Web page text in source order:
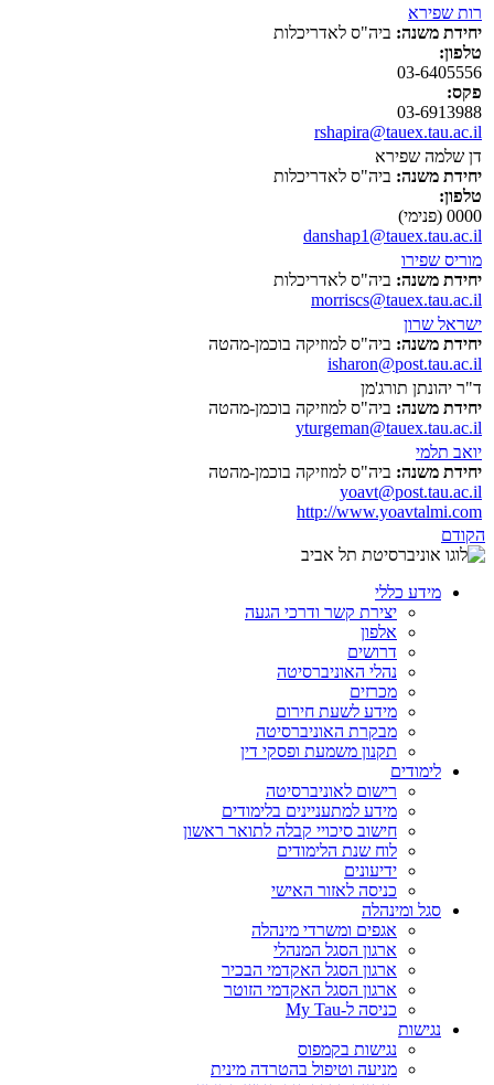
רות שפירא
יחידת משנה: ביה"ס לאדריכלות
טלפון:
03-6405556
פקס:
03-6913988
rshapira@tauex.tau.ac.il
דן שלמה שפירא
יחידת משנה: ביה"ס לאדריכלות
טלפון:
0000 (פנימי)
danshap1@tauex.tau.ac.il
מוריס שפירו
יחידת משנה: ביה"ס לאדריכלות
morriscs@tauex.tau.ac.il
ישראל שרון
יחידת משנה: ביה"ס למוזיקה בוכמן-מהטה
isharon@post.tau.ac.il
ד"ר יהונתן תורג'מן
יחידת משנה: ביה"ס למוזיקה בוכמן-מהטה
yturgeman@tauex.tau.ac.il
יואב תלמי
יחידת משנה: ביה"ס למוזיקה בוכמן-מהטה
yoavt@post.tau.ac.il
http://www.yoavtalmi.com
הקודם
מידע כללי
יצירת קשר ודרכי הגעה
אלפון
דרושים
נהלי האוניברסיטה
מכרזים
מידע לשעת חירום
מבקרת האוניברסיטה
תקנון משמעת ופסקי דין
לימודים
רישום לאוניברסיטה
מידע למתעניינים בלימודים
חישוב סיכויי קבלה לתואר ראשון
לוח שנת הלימודים
ידיעונים
כניסה לאזור האישי
סגל ומינהלה
אגפים ומשרדי מינהלה
ארגון הסגל המנהלי
ארגון הסגל האקדמי הבכיר
ארגון הסגל האקדמי הזוטר
כניסה ל-My Tau
נגישות
נגישות בקמפוס
מניעה וטיפול בהטרדה מינית